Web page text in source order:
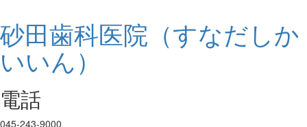
砂田歯科医院（すなだしか
いいん）
電話
045-243-9000